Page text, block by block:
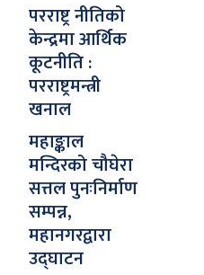
परराष्ट्र नीतिको
केन्द्रमा आर्थिक
कूटनीति :
परराष्ट्रमन्त्री
खनाल
महाङ्काल
मन्दिरको चौघेरा
सत्तल पुनःनिर्माण
सम्पन्न,
महानगरद्वारा
उद्घाटन